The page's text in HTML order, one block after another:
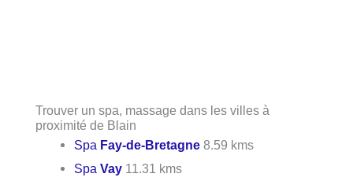
Trouver un spa, massage dans les villes à
proximité de Blain
Spa Fay-de-Bretagne 8.59 kms
SpaVay 11.31 kms